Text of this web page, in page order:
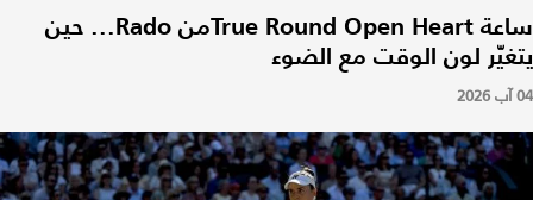
ساعة True Round Open Heartمن Rado... حين
يتغيّر لون الوقت مع الضوء
04 آب 2026